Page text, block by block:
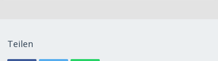
Teilen